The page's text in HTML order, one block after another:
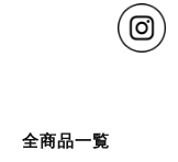
は、会員本人の
支払等はすべて
第3条（変更）
全商品一覧